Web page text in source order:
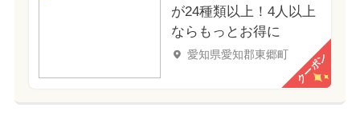
が24種類以上！4人以上
ならもっとお得に
愛知県愛知郡東郷町 クーポン